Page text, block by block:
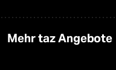
Mehr taz Angebote